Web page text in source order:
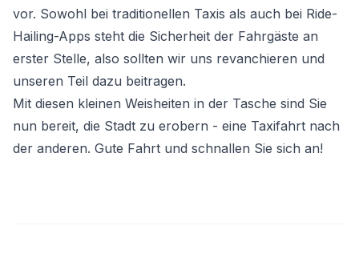
vor. Sowohl bei traditionellen Taxis als auch bei Ride-
Hailing-Apps steht die Sicherheit der Fahrgäste an
erster Stelle, also sollten wir uns revanchieren und
unseren Teil dazu beitragen.
Mit diesen kleinen Weisheiten in der Tasche sind Sie
nun bereit, die Stadt zu erobern - eine Taxifahrt nach
der anderen. Gute Fahrt und schnallen Sie sich an!